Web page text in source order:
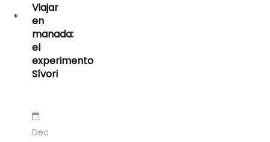
Viajar
en
manada:
el
experimento
Sívori
Dec